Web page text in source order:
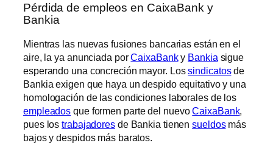
Pérdida de empleos en CaixaBank y
Bankia
Mientras las nuevas fusiones bancarias están en el
aire, la ya anunciada porCaixaBanky Bankia sigue
esperando una concreción mayor. Lossindicatosde
Bankia exigen que haya un despido equitativo y una
homologación de las condiciones laborales de los
empleados que formen parte del nuevoCaixaBank,
pues lostrabajadoresde Bankia tienensueldosmás
bajos y despidos más baratos.